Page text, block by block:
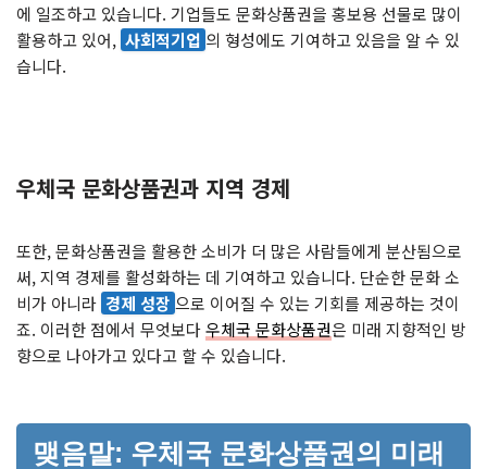
에 일조하고 있습니다. 기업들도 문화상품권을 홍보용 선물로 많이
활용하고 있어, 사회적기업 의 형성에도 기여하고 있음을 알 수 있
습니다.
우체국 문화상품권과 지역 경제
또한, 문화상품권을 활용한 소비가 더 많은 사람들에게 분산됨으로
써, 지역 경제를 활성화하는 데 기여하고 있습니다. 단순한 문화 소
비가 아니라 경제 성장 으로 이어질 수 있는 기회를 제공하는 것이
죠. 이러한 점에서 무엇보다우체국 문화상품권은 미래 지향적인 방
향으로 나아가고 있다고 할 수 있습니다.
맺음말: 우체국 문화상품권의 미래